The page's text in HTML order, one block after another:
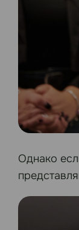
Однако